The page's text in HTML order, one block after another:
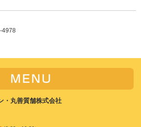
4978
・丸善質舗株式会社